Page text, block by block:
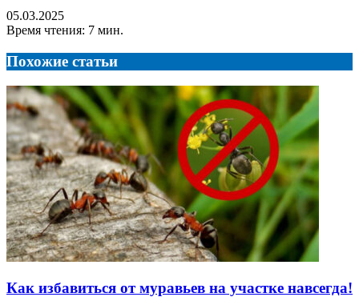
05.03.2025
Время чтения: 7 мин.
Похожие статьи
Как избавиться от муравьев на участке навсегда!